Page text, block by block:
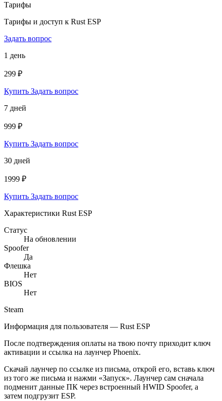
Тарифы
Тарифы и доступ к Rust ESP
Задать вопрос
1 день
299 ₽
Купить Задать вопрос
7 дней
999 ₽
Купить Задать вопрос
30 дней
1999 ₽
Купить Задать вопрос
Характеристики Rust ESP
Статус
На обновлении
Spoofer
Да
Флешка
Нет
BIOS
Нет
Steam
Информация для пользователя — Rust ESP
После подтверждения оплаты на твою почту приходит ключ
активации и ссылка на лаунчер Phoenix.
Скачай лаунчер по ссылке из письма, открой его, вставь ключ
из того же письма и нажми «Запуск». Лаунчер сам сначала
подменит данные ПК через встроенный HWID Spoofer, а
затем подгрузит ESP.